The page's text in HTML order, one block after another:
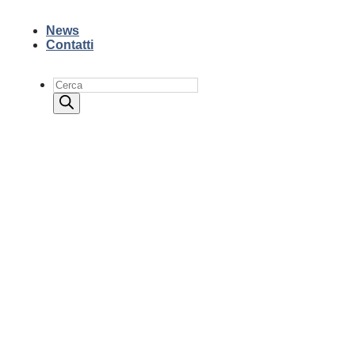
News
Contatti
Products
search